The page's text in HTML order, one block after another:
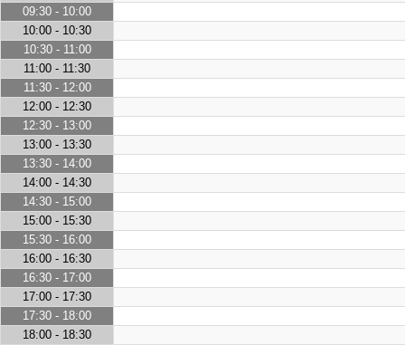
09:30 - 10:00
10:00 - 10:30
10:30 - 11:00
11:00 - 11:30
11:30 - 12:00
12:00 - 12:30
12:30 - 13:00
13:00 - 13:30
13:30 - 14:00
14:00 - 14:30
14:30 - 15:00
15:00 - 15:30
15:30 - 16:00
16:00 - 16:30
16:30 - 17:00
17:00 - 17:30
17:30 - 18:00
18:00 - 18:30